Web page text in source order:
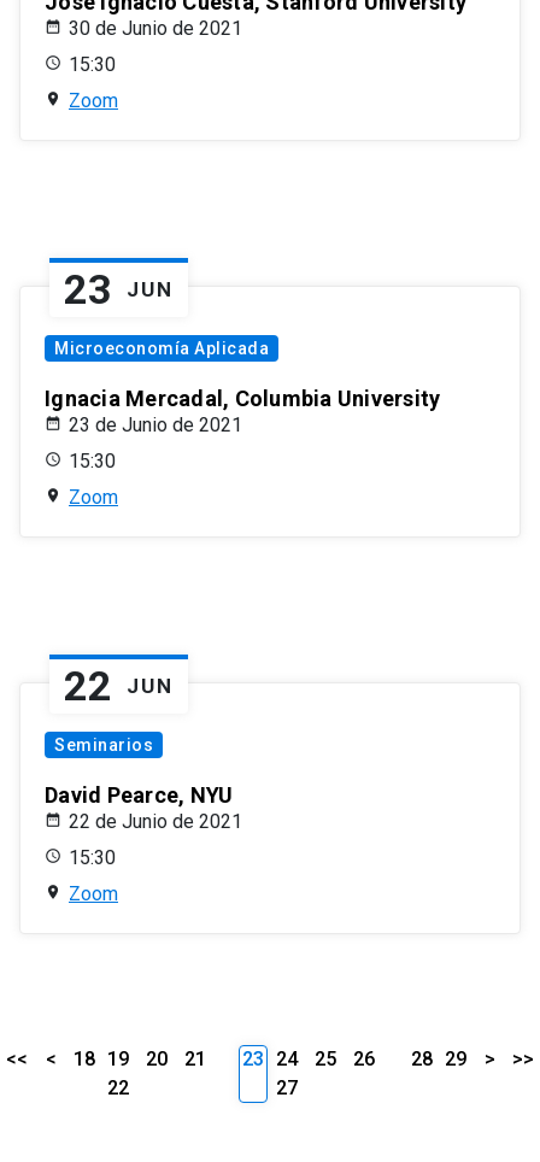
30 de Junio de 2021
15:30
Zoom
23 JUN
Microeconomía Aplicada
Ignacia Mercadal, Columbia University
23 de Junio de 2021
15:30
Zoom
22 JUN
Seminarios
David Pearce, NYU
22 de Junio de 2021
15:30
Zoom
<< < 18 19 20
21
22
23 24 25
26
27
28 29 > >>